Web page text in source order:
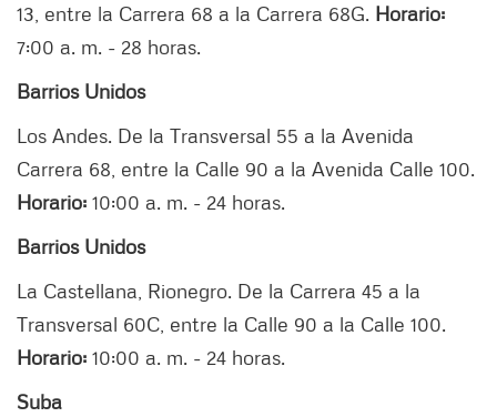
13, entre la Carrera 68 a la Carrera 68G. Horario:
7:00 a. m. - 28 horas.
Barrios Unidos
Los Andes. De la Transversal 55 a la Avenida
Carrera 68, entre la Calle 90 a la Avenida Calle 100.
Horario: 10:00 a. m. - 24 horas.
Barrios Unidos
La Castellana, Rionegro. De la Carrera 45 a la
Transversal 60C, entre la Calle 90 a la Calle 100.
Horario: 10:00 a. m. - 24 horas.
Suba